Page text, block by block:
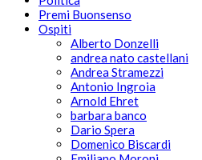
Premi Buonsenso
Ospiti
Alberto Donzelli
andrea nato castellani
Andrea Stramezzi
Antonio Ingroia
Arnold Ehret
barbara banco
Dario Spera
Domenico Biscardi